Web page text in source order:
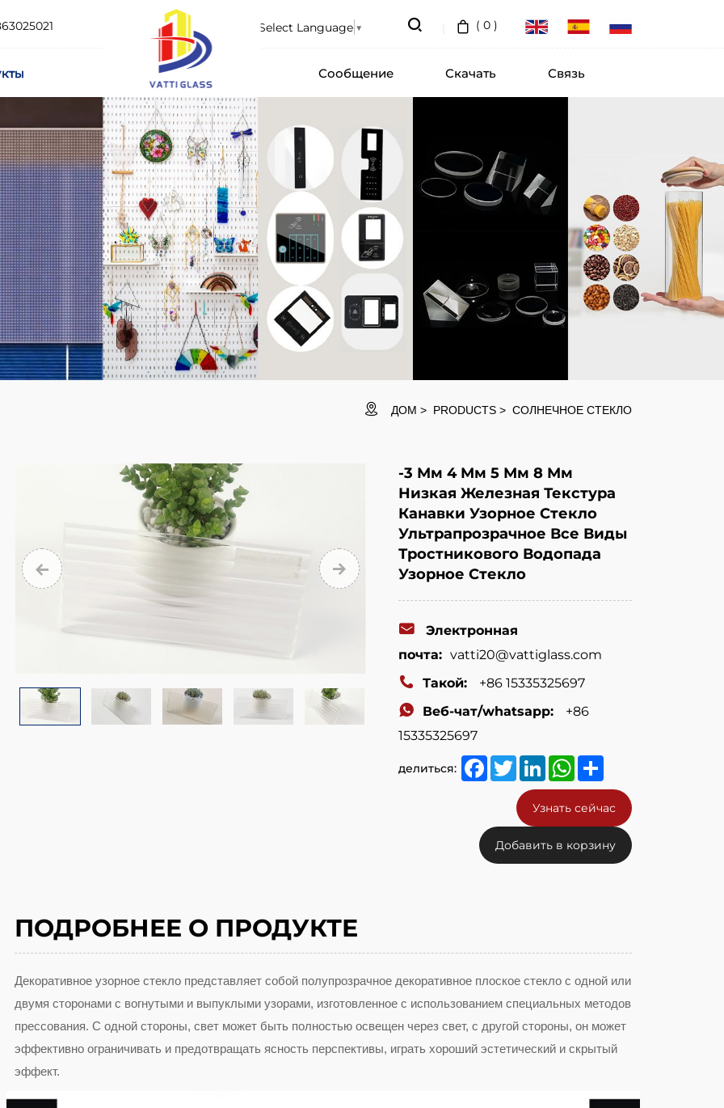
Select Language ▼ ( 0 )
Сообщение Скачать Связь
ДОМ PRODUCTS СОЛНЕЧНОЕ СТЕКЛО
-3 Мм 4 Мм 5 Мм 8 Мм
Низкая Железная Текстура
Канавки Узорное Стекло
Ультрапрозрачное Все Виды
Тростникового Водопада
Узорное Стекло
Электронная
почта: vatti20@vattiglass.com
Такой:
+86 15335325697
Веб-чат/whatsapp:
+86
15335325697
делиться: Facebook
TwitterLinkedInWhatsApp
Share
Узнать сейчас
Добавить в корзину
ПОДРОБНЕЕ О ПРОДУКТЕ
Декоративное узорное стекло представляет собой полупрозрачное декоративное плоское стекло с одной или
двумя сторонами с вогнутыми и выпуклыми узорами, изготовленное с использованием специальных методов
прессования. С одной стороны, свет может быть полностью освещен через свет, с другой стороны, он может
эффективно ограничивать и предотвращать ясность перспективы, играть хороший эстетический и скрытый
эффект.